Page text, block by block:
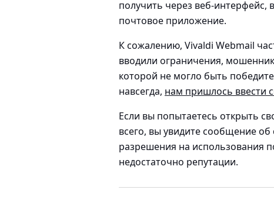
получить через веб-
почтовое приложение.
К сожалению, Vivaldi Webmail
вводили ограничения,
которой не могло быть
навсегда, нам пришлось ввести
Если вы попытаетесь открыть
всего, вы увидите сообщение об
разрешения на использования
недостаточно репутации.